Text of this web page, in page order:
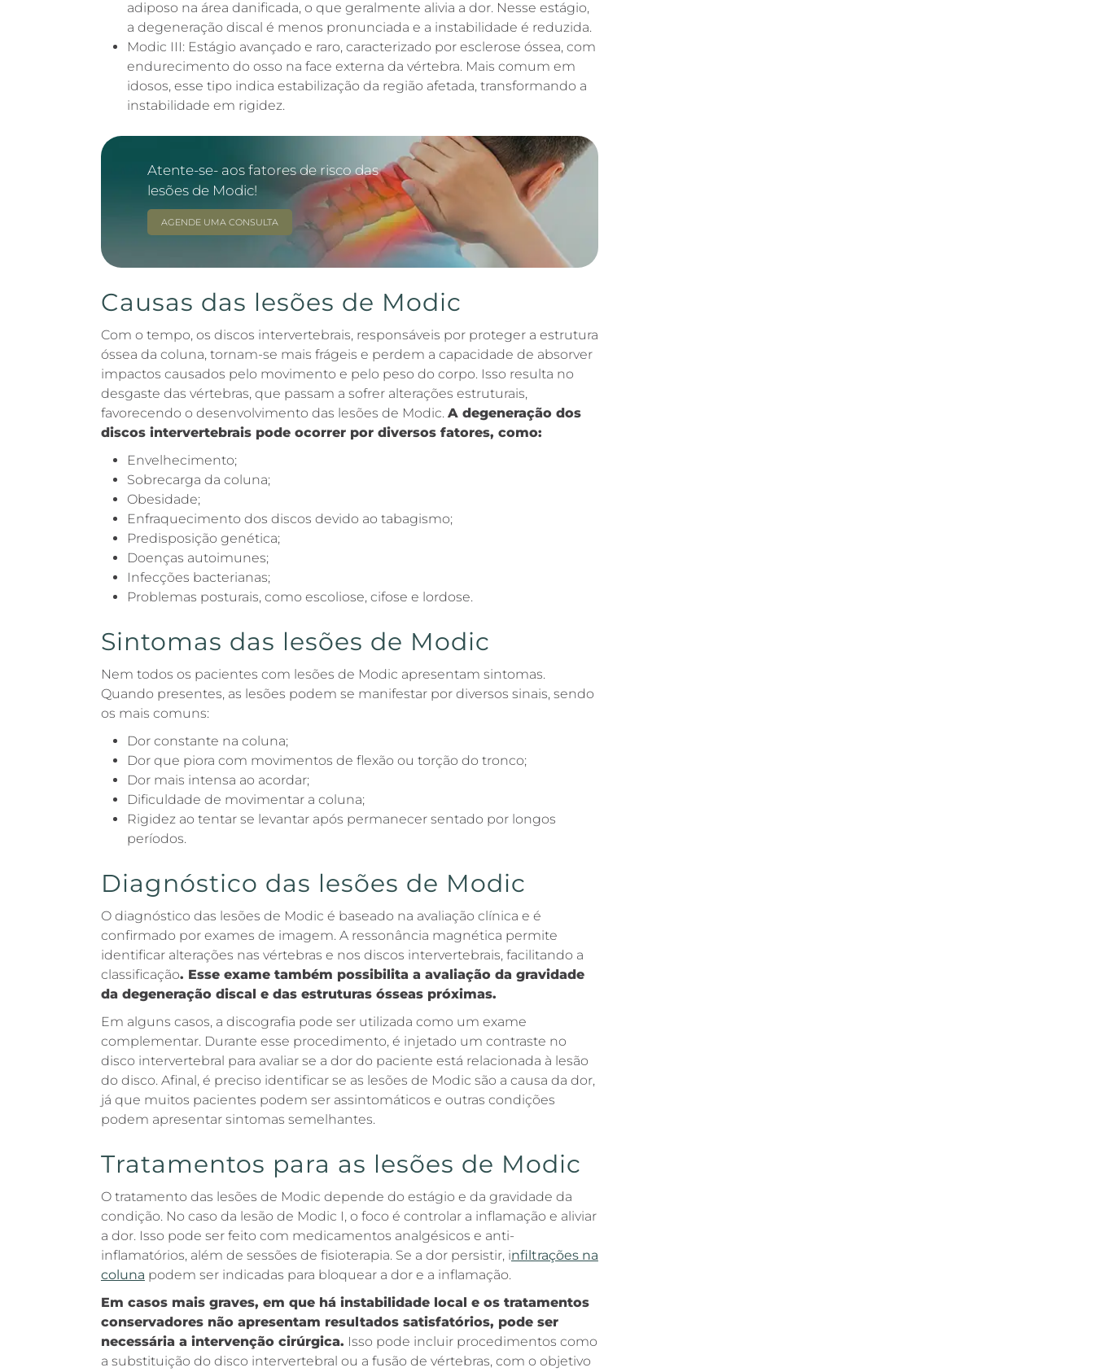
adiposo na área danificada, o que geralmente alivia a dor. Nesse estágio,
a degeneração discal é menos pronunciada e a instabilidade é reduzida.
Modic III: Estágio avançado e raro, caracterizado por esclerose óssea, com
endurecimento do osso na face externa da vértebra. Mais comum em
idosos, esse tipo indica estabilização da região afetada, transformando a
instabilidade em rigidez.
Atente-se- aos fatores de risco das
lesões de Modic!
AGENDE UMA CONSULTA
Causas das lesões de Modic
Com o tempo, os discos intervertebrais, responsáveis por proteger a estrutura
óssea da coluna, tornam-se mais frágeis e perdem a capacidade de absorver
impactos causados pelo movimento e pelo peso do corpo. Isso resulta no
desgaste das vértebras, que passam a sofrer alterações estruturais,
favorecendo o desenvolvimento das lesões de Modic. A degeneração dos
discos intervertebrais pode ocorrer por diversos fatores, como:
Envelhecimento;
Sobrecarga da coluna;
Obesidade;
Enfraquecimento dos discos devido ao tabagismo;
Predisposição genética;
Doenças autoimunes;
Infecções bacterianas;
Problemas posturais, como escoliose, cifose e lordose.
Sintomas das lesões de Modic
Nem todos os pacientes com lesões de Modic apresentam sintomas.
Quando presentes, as lesões podem se manifestar por diversos sinais, sendo
os mais comuns:
Dor constante na coluna;
Dor que piora com movimentos de flexão ou torção do tronco;
Dor mais intensa ao acordar;
Dificuldade de movimentar a coluna;
Rigidez ao tentar se levantar após permanecer sentado por longos
períodos.
Diagnóstico das lesões de Modic
O diagnóstico das lesões de Modic é baseado na avaliação clínica e é
confirmado por exames de imagem. A ressonância magnética permite
identificar alterações nas vértebras e nos discos intervertebrais, facilitando a
classificação. Esse exame também possibilita a avaliação da gravidade
da degeneração discal e das estruturas ósseas próximas.
Em alguns casos, a discografia pode ser utilizada como um exame
complementar. Durante esse procedimento, é injetado um contraste no
disco intervertebral para avaliar se a dor do paciente está relacionada à lesão
do disco. Afinal, é preciso identificar se as lesões de Modic são a causa da dor,
já que muitos pacientes podem ser assintomáticos e outras condições
podem apresentar sintomas semelhantes.
Tratamentos para as lesões de Modic
O tratamento das lesões de Modic depende do estágio e da gravidade da
condição. No caso da lesão de Modic I, o foco é controlar a inflamação e aliviar
a dor. Isso pode ser feito com medicamentos analgésicos e anti-
inflamatórios, além de sessões de fisioterapia. Se a dor persistir, infiltrações na
coluna podem ser indicadas para bloquear a dor e a inflamação.
Em casos mais graves, em que há instabilidade local e os tratamentos
conservadores não apresentam resultados satisfatórios, pode ser
necessária a intervenção cirúrgica. Isso pode incluir procedimentos como
a substituição do disco intervertebral ou a fusão de vértebras, com o objetivo